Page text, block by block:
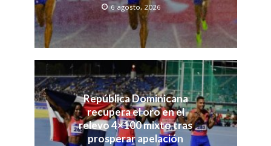
6 agosto, 2026
República Dominicana
recupera el oro en el
relevo 4×100 mixto tras
prosperar apelación